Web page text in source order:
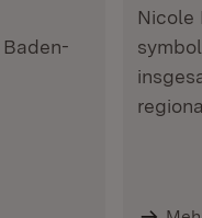
Nicole